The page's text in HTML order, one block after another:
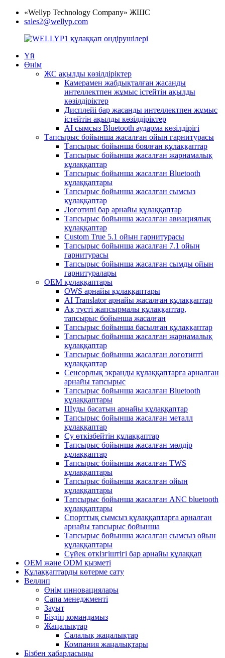
«Wellyp Technology Company» ЖШС
sales2@wellyp.com
Үй
Өнім
ЖС ақылды көзілдіріктер
Камерамен жабдықталған жасанды
интеллектпен жұмыс істейтін ақылды
көзілдіріктер
Дисплейі бар жасанды интеллектпен жұмыс
істейтін ақылды көзілдіріктер
AI сымсыз Bluetooth аударма көзілдірігі
Тапсырыс бойынша жасалған ойын гарнитурасы
Тапсырыс бойынша боялған құлаққаптар
Тапсырыс бойынша жасалған жарнамалық
құлаққаптар
Тапсырыс бойынша жасалған Bluetooth
құлаққаптары
Тапсырыс бойынша жасалған сымсыз
құлаққаптар
Логотипі бар арнайы құлаққаптар
Тапсырыс бойынша жасалған авиациялық
құлаққаптар
Custom True 5.1 ойын гарнитурасы
Тапсырыс бойынша жасалған 7.1 ойын
гарнитурасы
Тапсырыс бойынша жасалған сымды ойын
гарнитуралары
OEM құлаққаптары
OWS арнайы құлаққаптары
AI Translator арнайы жасалған құлаққаптар
Ақ түсті жапсырмалы құлаққаптар,
тапсырыс бойынша жасалған
Тапсырыс бойынша басылған құлаққаптар
Тапсырыс бойынша жасалған жарнамалық
құлаққаптар
Тапсырыс бойынша жасалған логотипті
құлаққаптар
Сенсорлық экранды құлаққаптарға арналған
арнайы тапсырыс
Тапсырыс бойынша жасалған Bluetooth
құлаққаптары
Шуды басатын арнайы құлаққаптар
Тапсырыс бойынша жасалған металл
құлаққаптар
Су өткізбейтін құлаққаптар
Тапсырыс бойынша жасалған мөлдір
құлаққаптар
Тапсырыс бойынша жасалған TWS
құлаққаптары
Тапсырыс бойынша жасалған ойын
құлаққаптары
Тапсырыс бойынша жасалған ANC bluetooth
құлаққаптары
Спорттық сымсыз құлаққаптарға арналған
арнайы тапсырыс бойынша
Тапсырыс бойынша жасалған сымсыз ойын
құлаққаптары
Сүйек өткізгіштігі бар арнайы құлаққап
OEM және ODM қызметі
Құлаққаптарды көтерме сату
Веллип
Өнім инновациялары
Сапа менеджменті
Зауыт
Біздің командамыз
Жаңалықтар
Салалық жаңалықтар
Компания жаңалықтары
Бізбен хабарласыңы